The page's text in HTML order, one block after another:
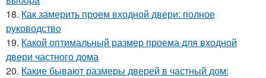
18. Как замерить проем входной двери: полное
руководство
19. Какой оптимальный размер проема для входной
двери частного дома
20. Какие бывают размеры дверей в частный дом: